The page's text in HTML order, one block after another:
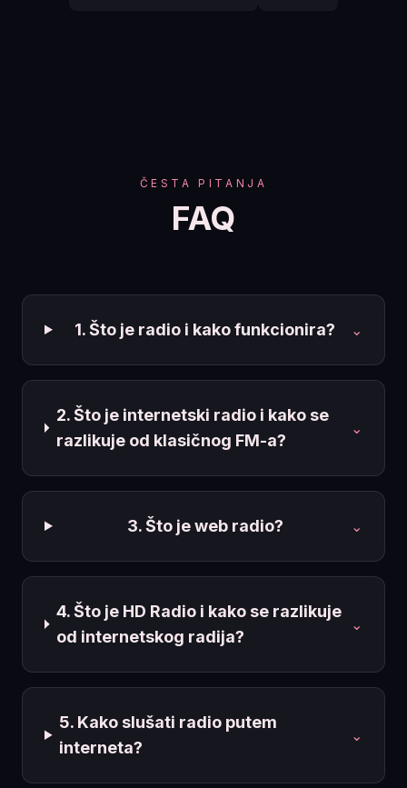
ČESTA PITANJA
FAQ
1. Što je radio i kako funkcionira? ⌄
2. Što je internetski radio i kako se
razlikuje od klasičnog FM-a?
⌄
3. Što je web radio? ⌄
4. Što je HD Radio i kako se razlikuje
od internetskog radija?
⌄
5. Kako slušati radio putem
interneta?
⌄